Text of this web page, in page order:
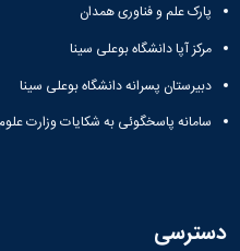
پارک علم و فناوری همدان
مرکز آپا دانشگاه بوعلی سینا
دبیرستان پسرانه دانشگاه بوعلی سینا
سامانه پاسخگوئی به شکایات وزارت
دسترسی